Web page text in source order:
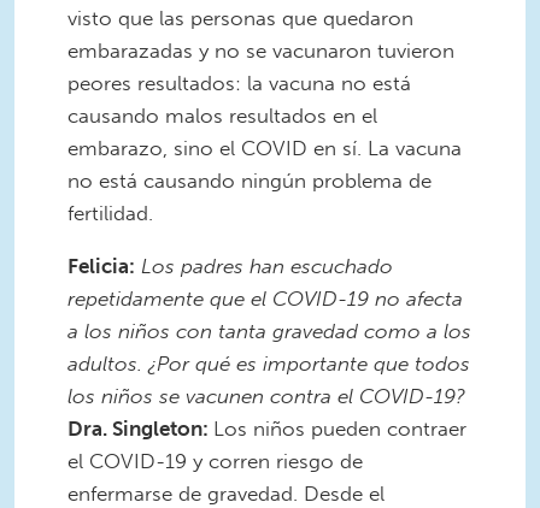
visto que las personas que quedaron
embarazadas y no se vacunaron tuvieron
peores resultados: la vacuna no está
causando malos resultados en el
embarazo, sino el COVID en sí. La vacuna
no está causando ningún problema de
fertilidad.
Felicia: Los padres han escuchado
repetidamente que el COVID-19 no afecta
a los niños con tanta gravedad como a los
adultos. ¿Por qué es importante que todos
los niños se vacunen contra el COVID-19?
Dra. Singleton: Los niños pueden contraer
el COVID-19 y corren riesgo de
enfermarse de gravedad. Desde el